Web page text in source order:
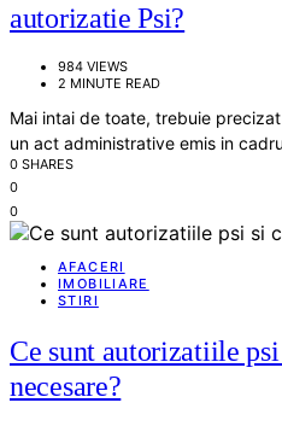
autorizatie Psi?
984 VIEWS
2 MINUTE READ
Mai intai de toate, trebuie
un act administrative emis in
0 SHARES
0
0
AFACERI
IMOBILIARE
STIRI
Ce sunt autorizatiile
necesare?